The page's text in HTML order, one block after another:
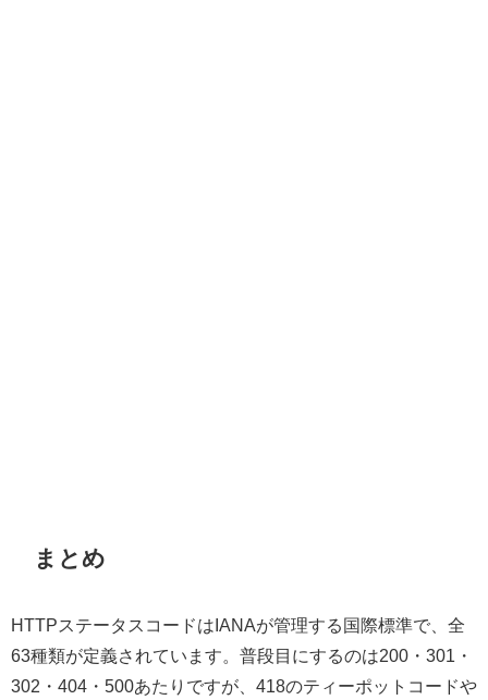
まとめ
HTTPステータスコードはIANAが管理する国際標準で、全
63種類が定義されています。普段目にするのは200・301・
302・404・500あたりですが、418のティーポットコードや